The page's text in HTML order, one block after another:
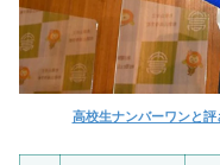
高校生ナンバーワンと評